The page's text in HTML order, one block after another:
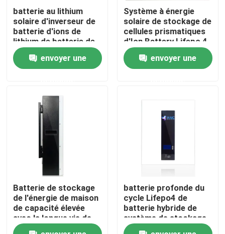
A propos de nous
Visite d'usine
Contrôle de la qualité
Contact
nouvelles
Tous les cas
remisage des batteries de ménage
Systèmes de stockage de batterie résidentiels
batterie au lithium
solaire d'inverseur de
batterie d'ions de
lithium de batterie de
51.2V 48V LiFePO4
envoyer une
Système à énergie
solaire de stockage de
cellules prismatiques
d'Ion Battery Lifepo 4
de lithium
envoyer une
Batterie de stockage
de l'énergie de maison
de capacité élevée
avec la longue vie de
cycle
batterie profonde du
cycle Lifepo4 de
batterie hybride de
système de stockage
de l'énergie de